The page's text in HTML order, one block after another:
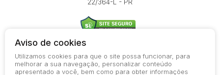
22/364-L - PR
© 2026-present - Todos os direitos reservados
Aviso de cookies
Utilizamos cookies para que o site possa funcionar, para
melhorar a sua navegação, personalizar conteúdo
apresentado a você, bem como para obter informações